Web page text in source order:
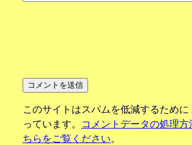
このサイトはスパムを低減するため
っています。
コメントデータの処理方
ちらをご覧ください。